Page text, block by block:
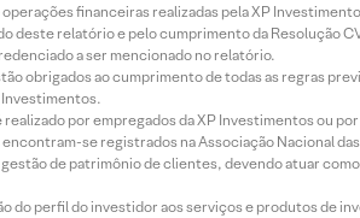
financeiras realizadas pela XP
deste relatório e pelo cumprimento da Resolução
a ser mencionado no relatório.
obrigados ao cumprimento de todas as regras
Investimentos.
por empregados da XP Investimentos ou
encontram-se registrados na Associação Nacional
de patrimônio de clientes, devendo atuar
do perfil do investidor aos serviços e produtos de